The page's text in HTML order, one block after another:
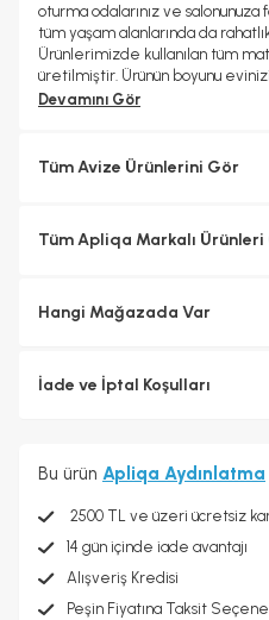
oturma odalarınız ve salonunuza
tüm yaşam alanlarında da
Ürünlerimizde kullanılan tüm
üretilmiştir. Ürünün boyunu
ayarlayabilirsiniz. 24 ay garanti
Devamını Gör
Tüm Avize Ürünlerini Gör
Tüm Apliqa Markalı Ürünleri
Hangi Mağazada Var
İade ve İptal Koşulları
Bu ürün Apliqa Aydınlatma
2500 TL ve üzeri ücretsiz
14 gün içinde iade avantajı
Alışveriş Kredisi
Peşin Fiyatına Taksit